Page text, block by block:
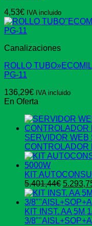
4,53€ IVA incluido
Canalizaciones
ROLLO
PG-11
136,29€ IVA incluido
En Oferta
SERVIDOR WEB
CONTROLADOR
KIT
5.401,44€ El
precio
original
era:
KIT INST. AA 5M
3/